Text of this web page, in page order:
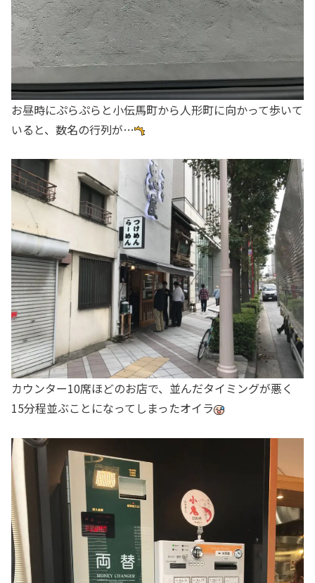
お昼時にぷらぷらと小伝馬町から人形町に向かって歩いて
いると、数名の行列が…
カウンター10席ほどのお店で、並んだタイミングが悪く
15分程並ぶことになってしまったオイラ